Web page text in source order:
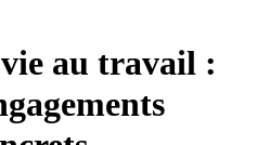
au travail :